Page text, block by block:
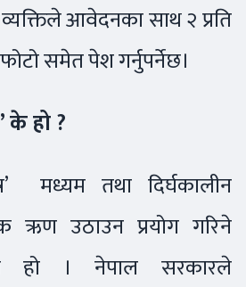
आवेदनका साथ २ प्रति
समेत पेश गर्नुपर्नेछ।
के हो ?
मध्यम तथा दिर्घकालीन
ऋण उठाउन प्रयोग गरिने
हो । नेपाल सरकारले